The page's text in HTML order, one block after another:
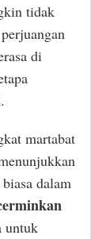
tidak
di
martabat
dalam
untuk